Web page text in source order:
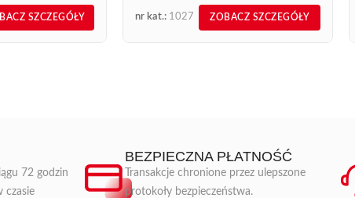
SZCZEGÓŁY nr kat.: 1027 ZOBACZ SZCZEGÓŁY
72 godzin
czasie
BEZPIECZNA PŁATNOŚĆ
Transakcje chronione przez ulepszone
protokoły bezpieczeństwa.